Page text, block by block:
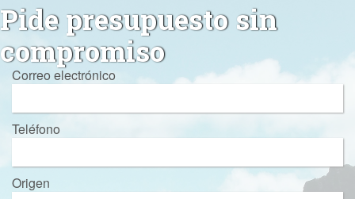
Pide presupuesto sin
compromiso
Correo electrónico
Teléfono
Origen